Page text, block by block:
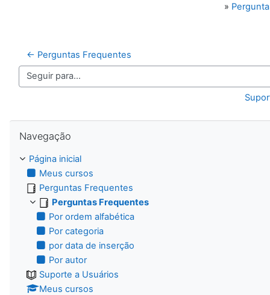
»
← Perguntas Frequentes
Seguir para...
Navegação
Página inicial
Meus cursos
Perguntas Frequentes
Perguntas Frequentes
Por ordem alfabética
Por categoria
por data de inserção
Por autor
Suporte a Usuários
Meus cursos